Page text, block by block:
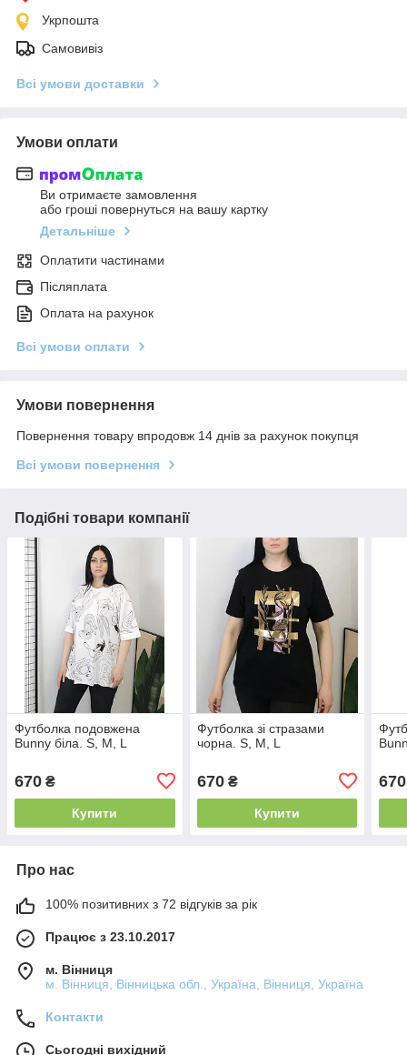
Укрпошта
Самовивіз
Всі умови доставки
Умови оплати
Ви отримаєте замовлення
або гроші повернуться на вашу картку
Детальніше
Оплатити частинами
Післяплата
Оплата на рахунок
Всі умови оплати
Умови повернення
Повернення товару впродовж 14 днів за рахунок покупця
Всі умови повернення
Подібні товари компанії
Футболка подовжена
Bunny біла. S, M, L
670 ₴
Купити
Футболка зі стразами
чорна. S, M, L
670₴
Купити
670
Про нас
100% позитивних з 72 відгуків за рік
Працює з 23.10.2017
м. Вінниця
м. Вінниця, Вінницька обл., Україна, Вінниця, Україна
Контакти
Сьогодні вихідний